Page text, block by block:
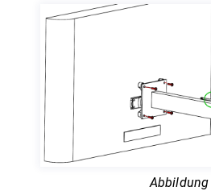
Abbildung